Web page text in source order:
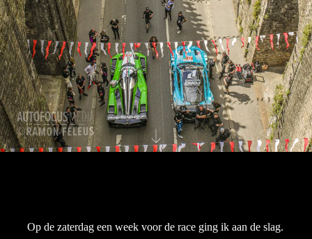
Op de zaterdag een week voor de race ging ik aan de slag.